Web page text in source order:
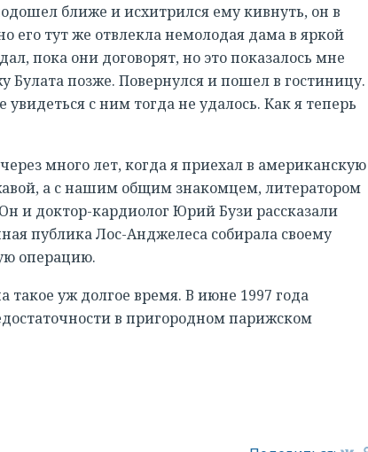
ближе и исхитрился ему кивнуть, он в
его тут же отвлекла немолодая дама в яркой
пока они договорят, но это показалось мне
позже. Повернулся и пошел в гостиницу.
с ним тогда не удалось. Как я теперь
много лет, когда я приехал в американскую
а с нашим общим знакомцем, литератором
и доктор-кардиолог Юрий Бузи рассказали
публика Лос-Анджелеса собирала своему
операцию.
уж долгое время. В июне 1997 года
в пригородном парижском